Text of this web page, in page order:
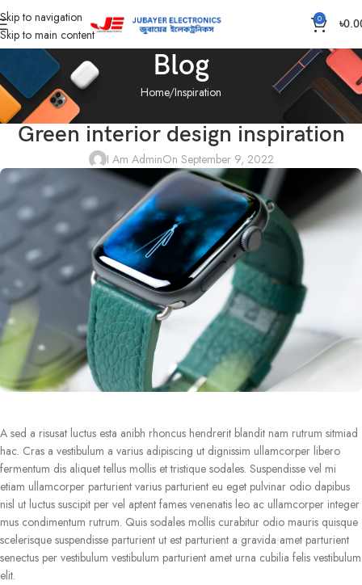
Skip to navigation
Skip to main content
0 ৳
Blog
Home Inspiration
Green interior design inspiration
I Am AdminOn September 9, 2022
A sed a risusat luctus esta anibh rhoncus hendrerit blandit nam rutrum sitmiad
hac. Cras a vestibulum a varius adipiscing ut dignissim ullamcorper libero
fermentum dis aliquet tellus mollis et tristique sodales. Suspendisse vel mi
etiam ullamcorper parturient varius parturient eu eget pulvinar odio dapibus
nisl ut luctus suscipit per vel aptent fames venenatis leo ac ullamcorper integer
mus condimentum rutrum. Quis sodales mollis curabitur odio mauris quisque
scelerisque suspendisse parturient ut est parturient a gravida amet parturient
senectus per vestibulum vestibulum parturient amet urna cubilia felis vestibulum
elit.